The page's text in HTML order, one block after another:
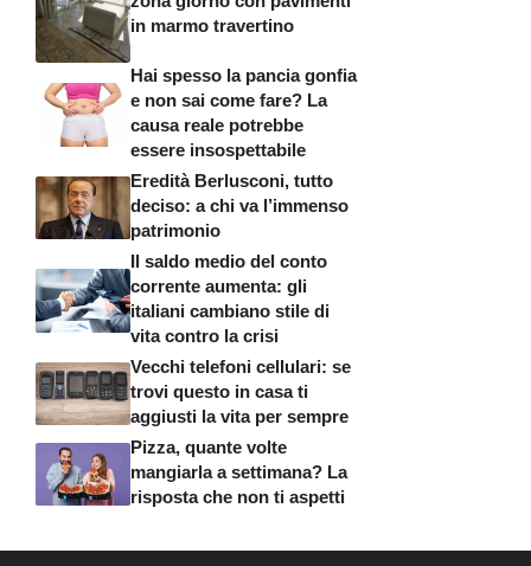
in marmo travertino
Hai spesso la pancia gonfia
e non sai come fare? La
causa reale potrebbe
essere insospettabile
Eredità Berlusconi, tutto
deciso: a chi va l’immenso
patrimonio
Il saldo medio del conto
corrente aumenta: gli
italiani cambiano stile di
vita contro la crisi
Vecchi telefoni cellulari: se
trovi questo in casa ti
aggiusti la vita per sempre
Pizza, quante volte
mangiarla a settimana? La
risposta che non ti aspetti